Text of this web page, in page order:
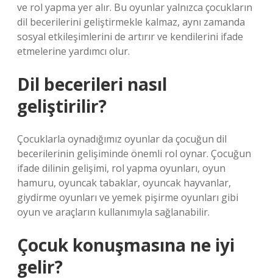
ve rol yapma yer alır. Bu oyunlar yalnızca çocukların
dil becerilerini geliştirmekle kalmaz, aynı zamanda
sosyal etkileşimlerini de artırır ve kendilerini ifade
etmelerine yardımcı olur.
Dil becerileri nasıl
geliştirilir?
Çocuklarla oynadığımız oyunlar da çocuğun dil
becerilerinin gelişiminde önemli rol oynar. Çocuğun
ifade dilinin gelişimi, rol yapma oyunları, oyun
hamuru, oyuncak tabaklar, oyuncak hayvanlar,
giydirme oyunları ve yemek pişirme oyunları gibi
oyun ve araçların kullanımıyla sağlanabilir.
Çocuk konuşmasına ne iyi
gelir?